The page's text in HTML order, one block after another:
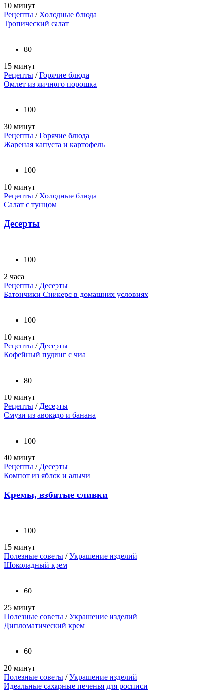
10 минут
Рецепты / Холодные блюда
Тропический салат
80
15 минут
Рецепты /Горячие блюда
Омлет из яичного порошка
100
30 минут
Рецепты /Горячие блюда
Жареная капуста и картофель
100
10 минут
Рецепты / Холодные блюда
Салат с тунцом
Десерты
100
2 часа
Рецепты / Десерты
Батончики Сникерс в домашних условиях
100
10 минут
Рецепты / Десерты
Кофейный пудинг с чиа
80
10 минут
Рецепты / Десерты
Смузи из авокадо и банана
100
40 минут
Рецепты / Десерты
Компот из яблок и алычи
Кремы, взбитые сливки
100
15 минут
Полезные советы /Украшение изделий
Шоколадный крем
60
25 минут
Полезные советы /Украшение изделий
Дипломатический крем
60
20 минут
Полезные советы /Украшение изделий
Идеальные сахарные печенья для росписи